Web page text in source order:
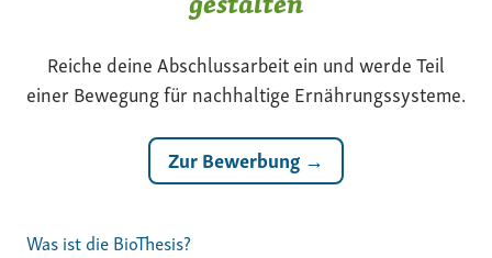
Reiche deine Abschlussarbeit ein und werde Teil
einer Bewegung für nachhaltige Ernährungssysteme.
Zur Bewerbung →
Was ist die BioThesis?